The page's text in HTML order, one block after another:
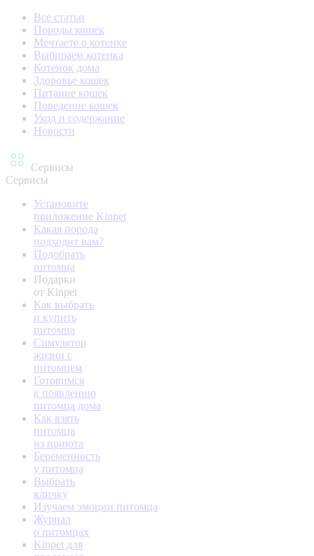
Все статьи
Породы кошек
Мечтаете о котенке
Выбираем котенка
Котенок дома
Здоровье кошек
Питание кошек
Поведение кошек
Уход и содержание
Новости
Сервисы
Сервисы
Установите
приложение Kinpet
Какая порода
подходит вам?
Подобрать
питомца
Подарки
от Kinpet
Как выбрать
и купить
питомца
Симулятор
жизни с
питомцем
Готовимся
к появлению
питомца дома
Как взять
питомца
из приюта
Беременность
у питомца
Выбрать
кличку
Изучаем эмоции питомца
Журнал
о питомцах
Kinpet для